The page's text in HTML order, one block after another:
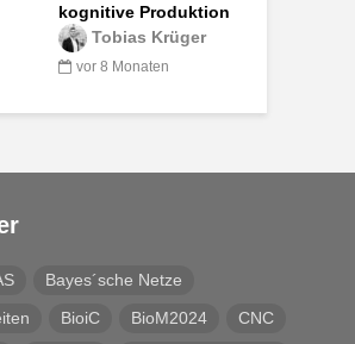
kognitive Produktion
Tobias Krüger
vor 8 Monaten
Bayes´sche Netze
BioiC BioM2024
CNC